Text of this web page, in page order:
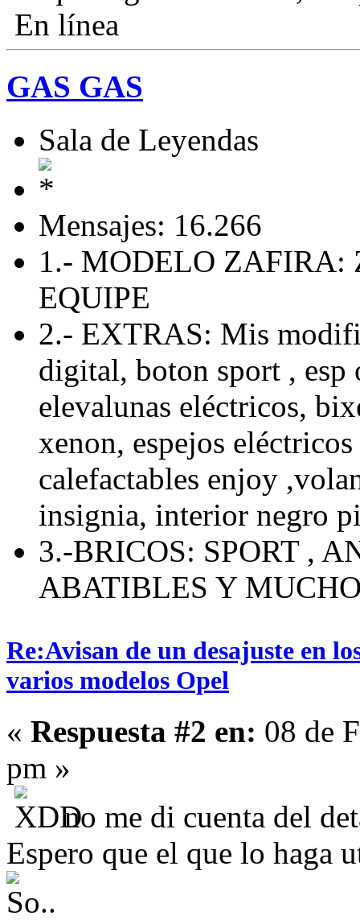
En línea
GAS GAS
Sala de Leyendas
Mensajes: 16.266
1.- MODELO ZAFIRA:
EQUIPE
2.- EXTRAS: Mis
digital, boton sport , esp
elevalunas eléctricos,
xenon, espejos
calefactables enjoy
insignia, interior negro
3.-BRICOS: SPORT ,
ABATIBLES Y
Re:Avisan de un desajuste en
varios modelos Opel
« Respuesta #2 en: 08 de
pm »
no me di cuenta del
Espero que el que lo haga